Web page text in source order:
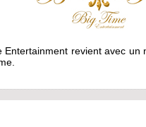
Entertainment revient avec